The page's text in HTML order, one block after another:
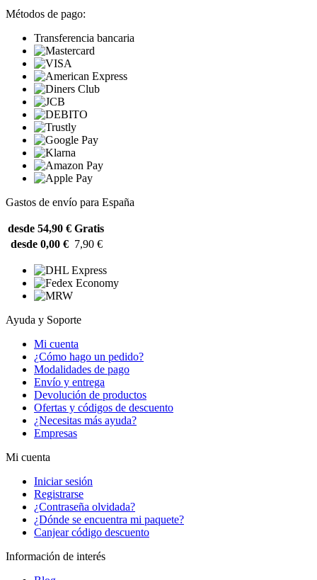
Métodos de pago:
Transferencia bancaria
Gastos de envío para España
desde 54,90 € Gratis
desde 0,00 € 7,90 €
Ayuda y Soporte
Mi cuenta
¿Cómo hago un pedido?
Modalidades de pago
Envío y entrega
Devolución de productos
Ofertas y códigos de descuento
¿Necesitas más ayuda?
Empresas
Mi cuenta
Iniciar sesión
Registrarse
¿Contraseña olvidada?
¿Dónde se encuentra mi paquete?
Canjear código descuento
Información de interés